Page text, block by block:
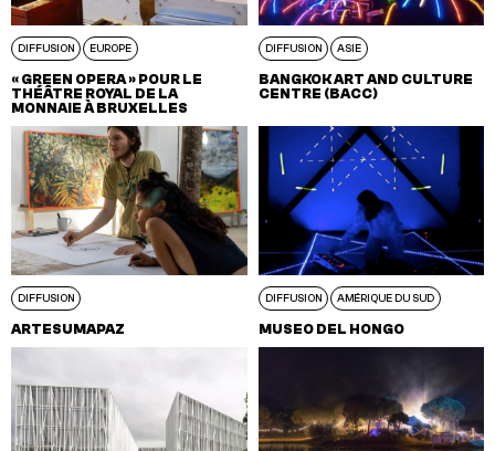
DIFFUSION EUROPE
« GREEN OPERA » POUR LE
THÉÂTRE ROYAL DE LA
MONNAIE À BRUXELLES
DIFFUSION ASIE
BANGKOK ART AND CULTURE
CENTRE (BACC)
DIFFUSION
ARTESUMAPAZ
DIFFUSION AMÉRIQUE DU SUD
MUSEO DEL HONGO